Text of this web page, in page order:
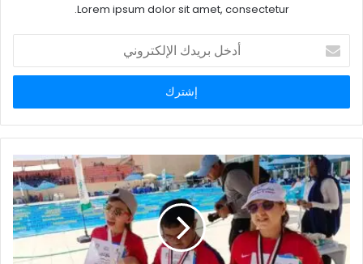
Lorem ipsum dolor sit amet, consectetur.
أدخل
بريدك
الإلكتروني